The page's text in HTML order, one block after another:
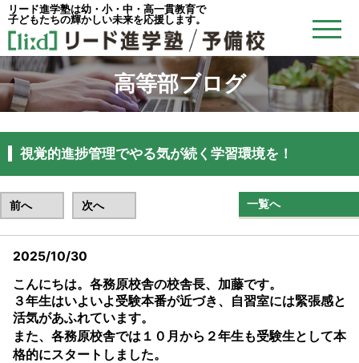
リード進学塾は幼・小・中・高一貫教育で
子どもたちの輝かしい未来を応援します。
高等部ブログ
視覚的進捗管理でやる気が続く学習環境を！
前へ 次へ 一覧へ
2025/10/30
こんにちは。各務原校舎の校舎長、加藤です。
３年生はいよいよ受験本番が近づき、自習室には緊張感と
活気があふれています。
また、各務原校舎では１０月から２年生も受験生として本
格的にスタート しました。